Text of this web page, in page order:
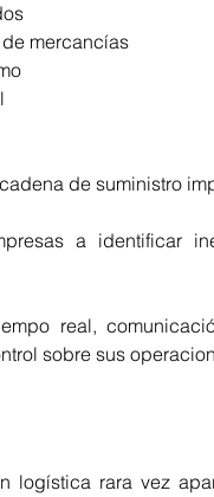
mercancías
de suministro
a identificar
real,
sobre sus
logística rara vez